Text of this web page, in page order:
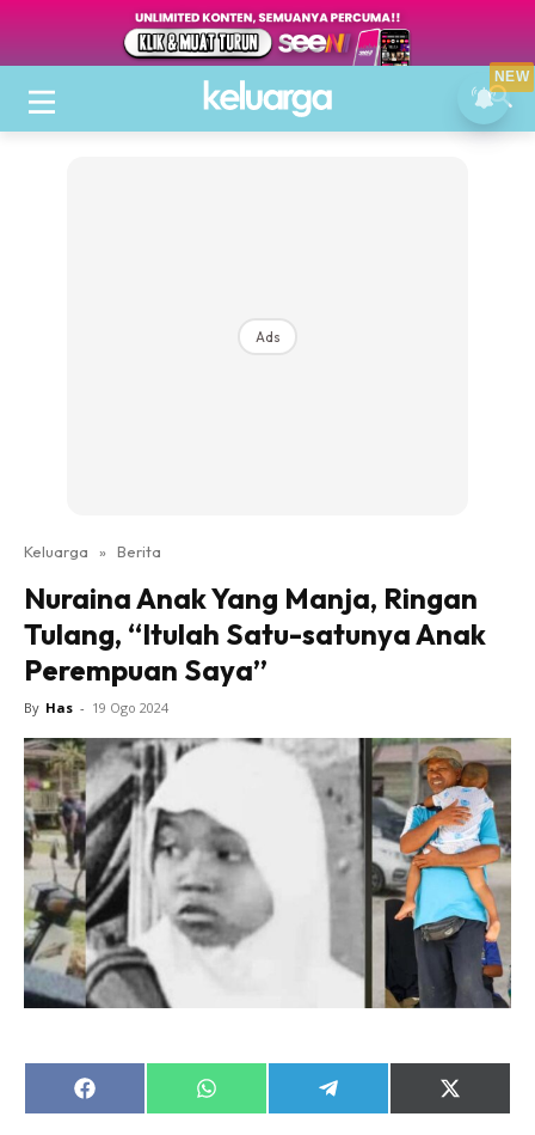
Ads
Keluarga » Berita
Nuraina Anak Yang Manja, Ringan
Tulang, “Itulah Satu-satunya Anak
Perempuan Saya”
By Has - 19 Ogo 2024
Share
on
Share
on
Share
on
Share
on
NEW